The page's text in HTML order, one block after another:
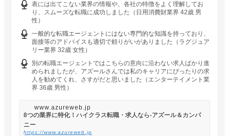
表には出てこない業界の情報や、各社の特徴をよく理解してお
り、スムーズな転職に成功しました（日用消費財業界 42歳 男
性）
一般的な転職エージェントにはない専門的な知識を持っており、
面接等のアドバイスも適切で頼りがいがありました（ラグジュア
リー業界 32歳 女性）
別の転職エージェントではこちらの意向に沿わない求人ばかり進
められましたが、アズールさんでは私のキャリアにぴったりの求
人を勧めてくれ、さすがだと思いました（エンターテイメント業
界 36歳 男性）
www.azureweb.jp
8つの業界に特化！ハイクラス転職・求人なら-アズール＆カンパ
ニー
https://www.azureweb.jp